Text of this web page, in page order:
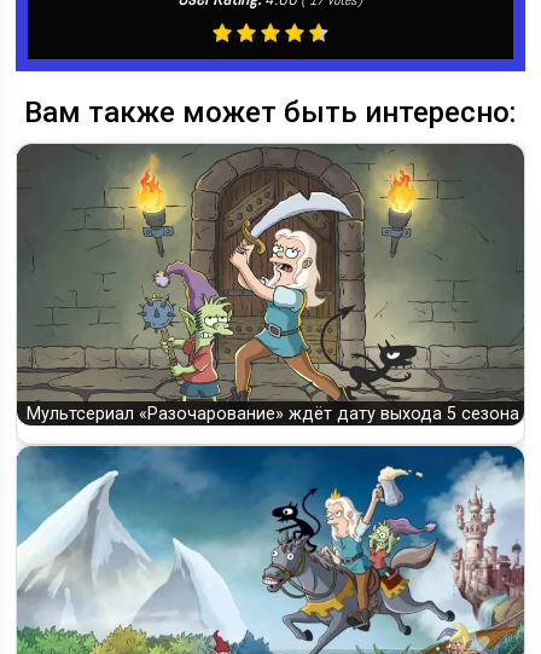
Вам также может быть интересно:
Мультсериал «Разочарование» ждёт дату выхода 5 сезона